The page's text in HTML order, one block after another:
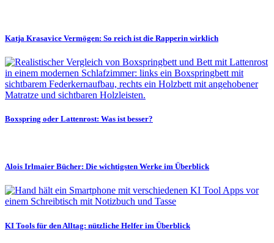
Katja Krasavice Vermögen: So reich ist die Rapperin wirklich
Boxspring oder Lattenrost: Was ist besser?
Alois Irlmaier Bücher: Die wichtigsten Werke im Überblick
KI Tools für den Alltag: nützliche Helfer im Überblick